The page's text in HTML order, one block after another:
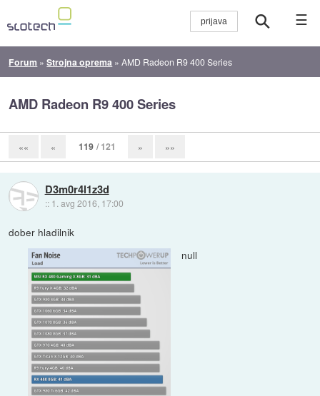
☰
Forum »Strojna oprema »AMD Radeon R9 400 Series
AMD Radeon R9 400 Series
«« « 119 / 121 » »»
D3m0r4l1z3d
:: 1. avg 2016, 17:00
dober hladilnik
null